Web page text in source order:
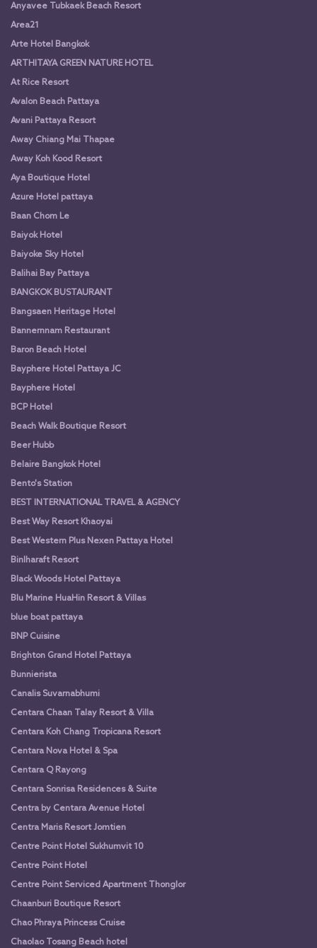
Anyavee Tubkaek Beach Resort
Area21
Arte Hotel Bangkok
ARTHITAYA GREEN NATURE HOTEL
At Rice Resort
Avalon Beach Pattaya
Avani Pattaya Resort
Away Chiang Mai Thapae
Away Koh Kood Resort
Aya Boutique Hotel
Azure Hotel pattaya
Baan Chom Le
Baiyok Hotel
Baiyoke Sky Hotel
Balihai Bay Pattaya
BANGKOK BUSTAURANT
Bangsaen Heritage Hotel
Bannernnam Restaurant
Baron Beach Hotel
Bayphere Hotel Pattaya JC
Bayphere Hotel
BCP Hotel
Beach Walk Boutique Resort
Beer Hubb
Belaire Bangkok Hotel
Bento's Station
BEST INTERNATIONAL TRAVEL & AGENCY
Best Way Resort Khaoyai
Best Western Plus Nexen Pattaya Hotel
Binlharaft Resort
Black Woods Hotel Pattaya
Blu Marine HuaHin Resort & Villas
blue boat pattaya
BNP Cuisine
Brighton Grand Hotel Pattaya
Bunnierista
Canalis Suvarnabhumi
Centara Chaan Talay Resort & Villa
Centara Koh Chang Tropicana Resort
Centara Nova Hotel & Spa
Centara Q Rayong
Centara Sonrisa Residences & Suite
Centra by Centara Avenue Hotel
Centra Maris Resort Jomtien
Centre Point Hotel Sukhumvit 10
Centre Point Hotel
Centre Point Serviced Apartment Thonglor
Chaanburi Boutique Resort
Chao Phraya Princess Cruise
Chaolao Tosang Beach hotel